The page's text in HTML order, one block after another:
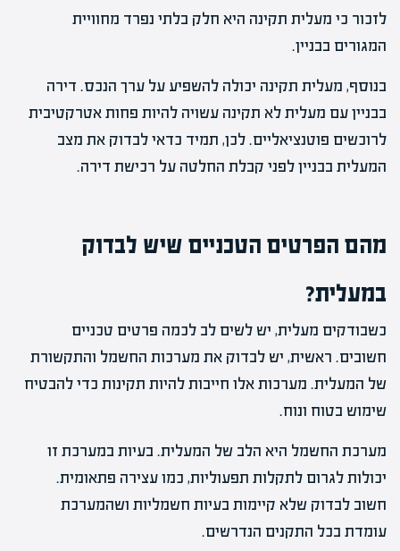
לזכור כי מעלית תקינה היא חלק בלתי נפרד מחוויית
המגורים בבניין.
בנוסף, מעלית תקינה יכולה להשפיע על ערך הנכס. דירה
בבניין עם מעלית לא תקינה עשויה להיות פחות אטרקטיבית
לרוכשים פוטנציאליים. לכן, תמיד כדאי לבדוק את מצב
המעלית בבניין לפני קבלת החלטה על רכישת דירה.
מהם הפרטים הטכניים שיש לבדוק
במעלית?
כשבודקים מעלית, יש לשים לב לכמה פרטים טכניים
חשובים. ראשית, יש לבדוק את מערכות החשמל והתקשורת
של המעלית. מערכות אלו חייבות להיות תקינות כדי להבטיח
שימוש בטוח ונוח.
מערכת החשמל היא הלב של המעלית. בעיות במערכת זו
יכולות לגרום לתקלות תפעוליות, כמו עצירה פתאומית.
חשוב לבדוק שלא קיימות בעיות חשמליות ושהמערכת
עומדת בכל התקנים הנדרשים.